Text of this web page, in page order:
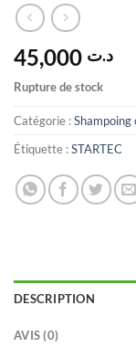
د.ت
Rupture de stock
Catégorie :Shampoing
Étiquette :STARTEC
DESCRIPTION
AVIS (0)